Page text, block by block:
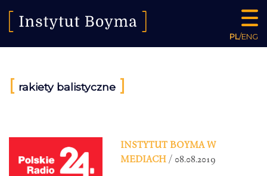
PL/ENG
[ rakiety balistyczne ]
INSTYTUT BOYMA W
MEDIACH/ 08.08.2019